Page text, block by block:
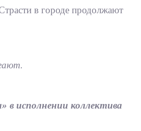
в городе продолжают
в исполнении коллектива